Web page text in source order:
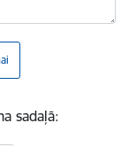
sadaļā: